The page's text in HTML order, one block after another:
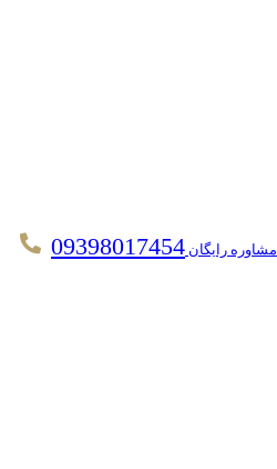
مشاوره رایگان 09398017454